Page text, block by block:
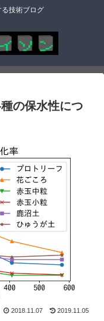
技術ブログ
の保水性につ
2018.11.07 2019.11.05